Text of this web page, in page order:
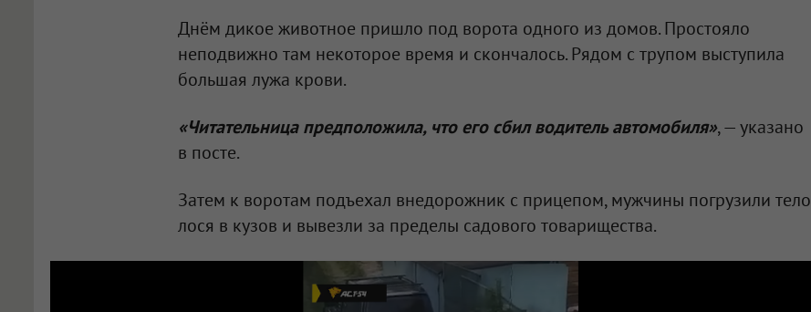
Днём дикое животное пришло под ворота одного из домов. Простояло
неподвижно там некоторое время и скончалось. Рядом с трупом выступила
большая лужа крови.
«Читательница предположила, что его сбил водитель автомобиля», — указано
в посте.
Затем к воротам подъехал внедорожник с прицепом, мужчины погрузили тело
лося в кузов и вывезли за пределы садового товарищества.